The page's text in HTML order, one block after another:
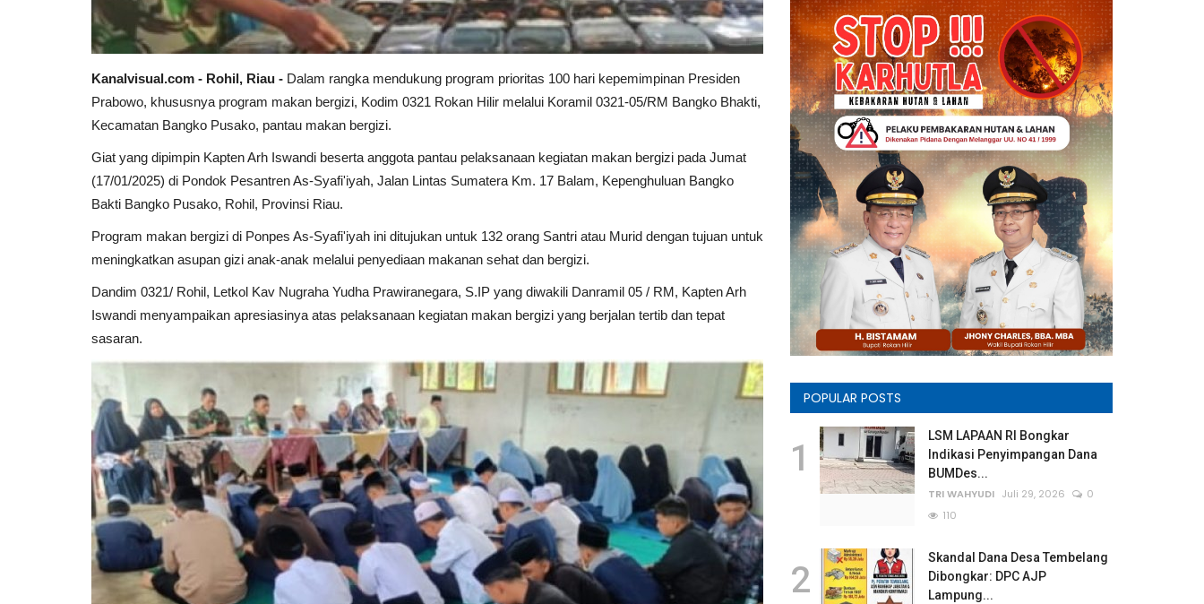
Kanalvisual.com - Rohil, Riau - Dalam rangka mendukung program prioritas 100 hari kepemimpinan Presiden
Prabowo, khususnya program makan bergizi, Kodim 0321 Rokan Hilir melalui Koramil 0321-05/RM Bangko Bhakti,
Kecamatan Bangko Pusako, pantau makan bergizi.
Giat yang dipimpin Kapten Arh Iswandi beserta anggota pantau pelaksanaan kegiatan makan bergizi pada Jumat
(17/01/2025) di Pondok Pesantren As-Syafi'iyah, Jalan Lintas Sumatera Km. 17 Balam, Kepenghuluan Bangko
Bakti Bangko Pusako, Rohil, Provinsi Riau.
Program makan bergizi di Ponpes As-Syafi'iyah ini ditujukan untuk 132 orang Santri atau Murid dengan tujuan untuk
meningkatkan asupan gizi anak-anak melalui penyediaan makanan sehat dan bergizi.
Dandim 0321/ Rohil, Letkol Kav Nugraha Yudha Prawiranegara, S.IP yang diwakili Danramil 05 / RM, Kapten Arh
Iswandi menyampaikan apresiasinya atas pelaksanaan kegiatan makan bergizi yang berjalan tertib dan tepat
sasaran.
POPULAR POSTS
1
LSM LAPAAN RI Bongkar
Indikasi Penyimpangan Dana
BUMDes...
TRI WAHYUDI Juli 29, 2026
0
110
2
Skandal Dana Desa Tembelang
Dibongkar: DPC AJP
Lampung...